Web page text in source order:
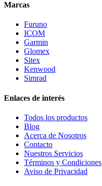
Marcas
Furuno
ICOM
Garmin
Glomex
Sitex
Kenwood
Simrad
Enlaces de interés
Todos los productos
Blog
Acerca de Nosotros
Contacto
Nuestros Servicios
Términos y Condiciones
Aviso de Privacidad